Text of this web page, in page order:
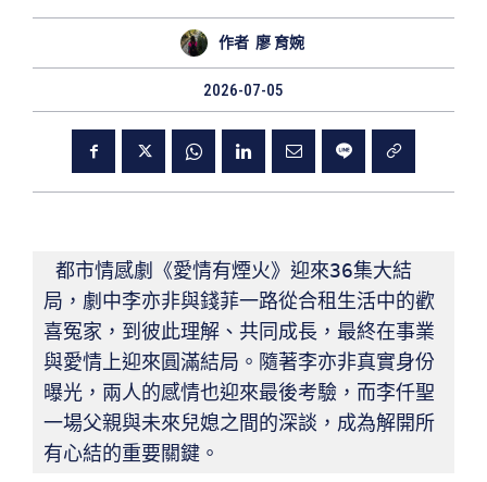
作者 廖 育婉
2026-07-05
都市情感劇《愛情有煙火》迎來36集大結
局，劇中李亦非與錢菲一路從合租生活中的歡
喜冤家，到彼此理解、共同成長，最終在事業
與愛情上迎來圓滿結局。隨著李亦非真實身份
曝光，兩人的感情也迎來最後考驗，而李仟聖
一場父親與未來兒媳之間的深談，成為解開所
有心結的重要關鍵。